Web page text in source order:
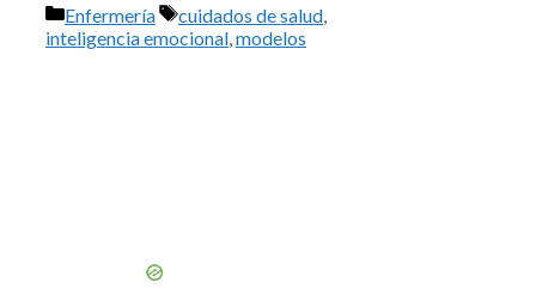
Categorías
Enfermería Etiquetas
cuidados de salud
inteligencia emocional modelos